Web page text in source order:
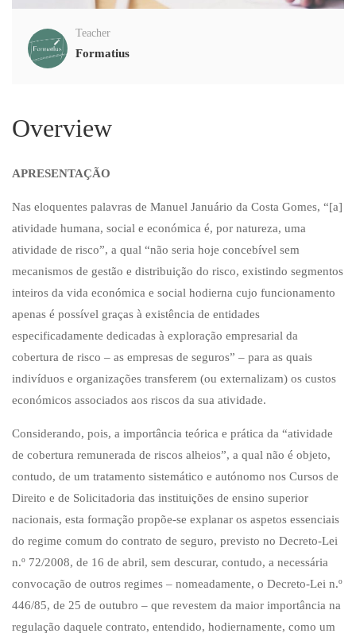
Teacher
Formatius
Overview
APRESENTAÇÃO
Nas eloquentes palavras de Manuel Januário da Costa Gomes, “[a]
atividade humana, social e económica é, por natureza, uma
atividade de risco”, a qual “não seria hoje concebível sem
mecanismos de gestão e distribuição do risco, existindo segmentos
inteiros da vida económica e social hodierna cujo funcionamento
apenas é possível graças à existência de entidades
especificadamente dedicadas à exploração empresarial da
cobertura de risco – as empresas de seguros” – para as quais
indivíduos e organizações transferem (ou externalizam) os custos
económicos associados aos riscos da sua atividade.
Considerando, pois, a importância teórica e prática da “atividade
de cobertura remunerada de riscos alheios”, a qual não é objeto,
contudo, de um tratamento sistemático e autónomo nos Cursos de
Direito e de Solicitadoria das instituições de ensino superior
nacionais, esta formação propõe-se explanar os aspetos essenciais
do regime comum do contrato de seguro, previsto no Decreto-Lei
n.º 72/2008, de 16 de abril, sem descurar, contudo, a necessária
convocação de outros regimes – nomeadamente, o Decreto-Lei n.º
446/85, de 25 de outubro – que revestem da maior importância na
regulação daquele contrato, entendido, hodiernamente, como um